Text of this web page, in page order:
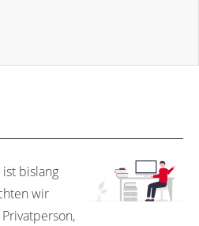
bislang
wir